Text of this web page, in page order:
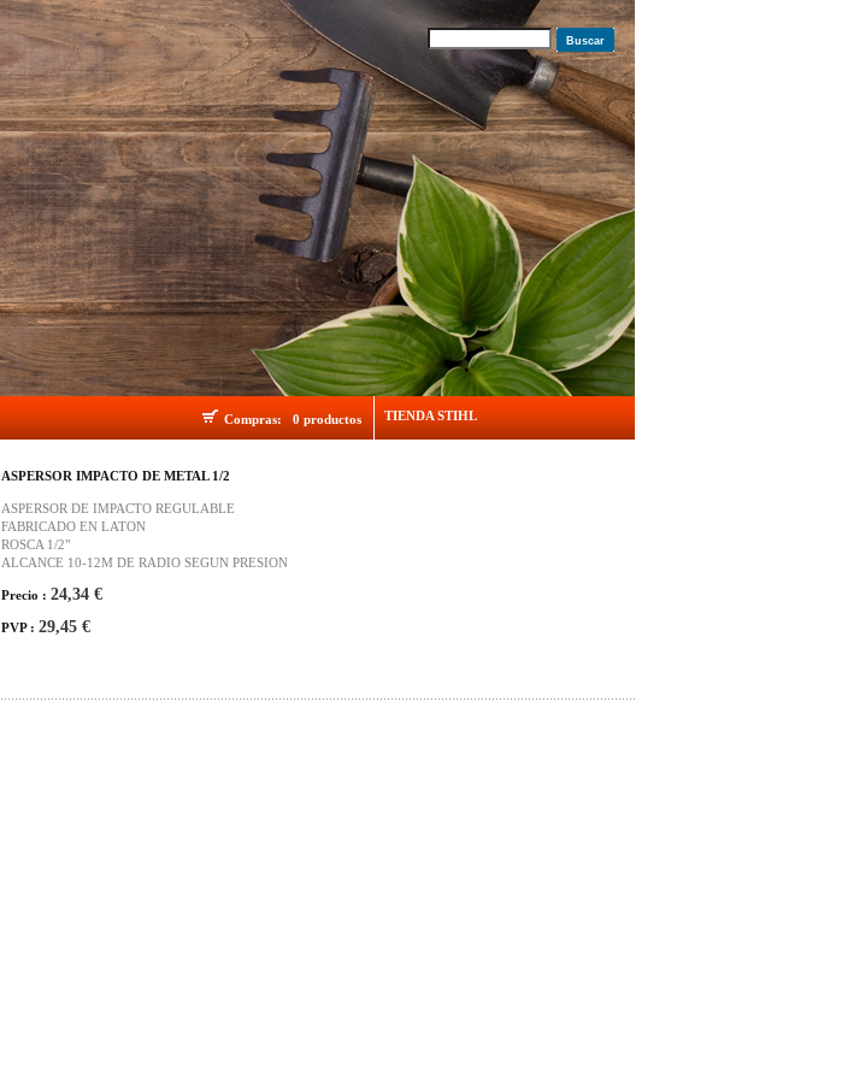
Buscar
Compras: 0 productos TIENDA STIHL
ASPERSOR IMPACTO DE METAL 1/2
ASPERSOR DE IMPACTO REGULABLE
FABRICADO EN LATON
ROSCA 1/2"
ALCANCE 10-12M DE RADIO SEGUN PRESION
Precio : 24,34 €
PVP : 29,45 €